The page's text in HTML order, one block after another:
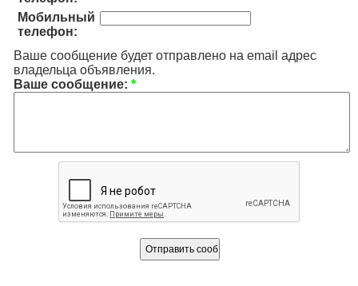
Мобильный
телефон:
Ваше сообщение будет отправлено на email адрес
владельца объявления.
Ваше сообщение: *